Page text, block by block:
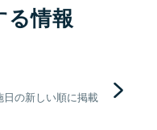
る情報
の新しい順に掲載